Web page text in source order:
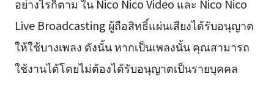
อย่างไรก็ตาม ใน Nico Nico Video และ Nico Nico
Live Broadcasting ผู้ถือสิทธิ์แผ่นเสียงได้รับอนุญาต
ให้ใช้บางเพลง ดังนั้น หากเป็นเพลงนั้น คุณสามารถ
ใช้งานได้โดยไม่ต้องได้รับอนุญาตเป็นรายบุคคล